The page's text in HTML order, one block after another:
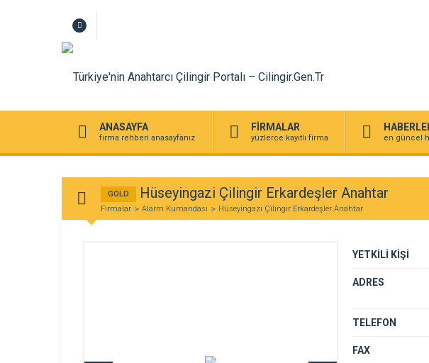
ANASAYFA
firma rehberi anasayfanız
FİRMALAR
yüzlerce kayıtlı firma en güncel
GOLD Hüseyingazi Çilingir Erkardeşler Anahtar
Firmalar Alarm Kumandası Hüseyingazi Çilingir Erkardeşler Anahtar
YETKİLİ KİŞİ
ADRES
TELEFON
FAX